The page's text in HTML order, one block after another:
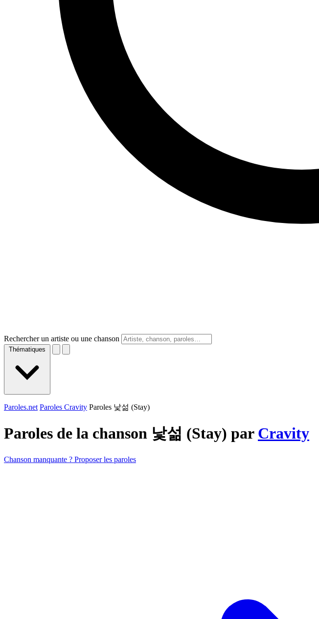
Rechercher un artiste ou une chanson
Thématiques
Paroles.net Paroles Cravity Paroles 낯섦 (Stay)
Paroles de la chanson 낯섦 (Stay) par Cravity
Chanson manquante ? Proposer les paroles